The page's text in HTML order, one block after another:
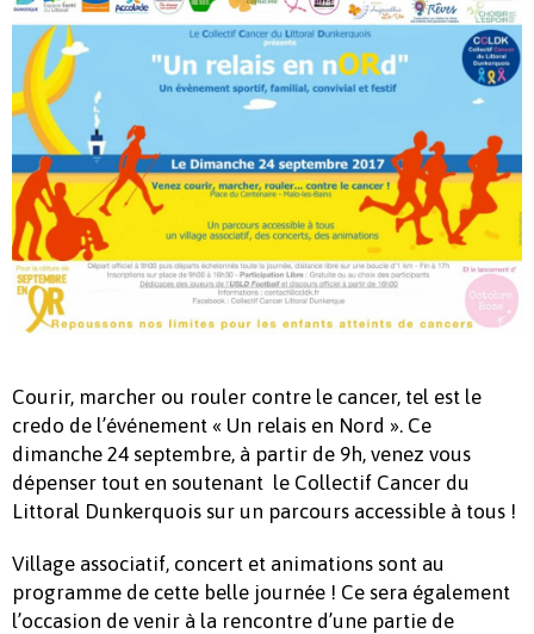
Courir, marcher ou rouler contre le cancer, tel est le
credo de l’événement « Un relais en Nord ». Ce
dimanche 24 septembre, à partir de 9h, venez vous
dépenser tout en soutenant le Collectif Cancer du
Littoral Dunkerquois sur un parcours accessible à tous !
Village associatif, concert et animations sont au
programme de cette belle journée ! Ce sera également
l’occasion de venir à la rencontre d’une partie de